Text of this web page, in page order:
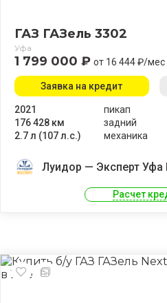
ГАЗ ГАЗель 3302
Уфа
1 799 000 ₽ от 16 444 ₽/мес
2021
176 428 км
2.7 л (107 л.с.)
пикап
задний
механика
Заявка на кредит
Луидор — Эксперт Уфа
Расчет